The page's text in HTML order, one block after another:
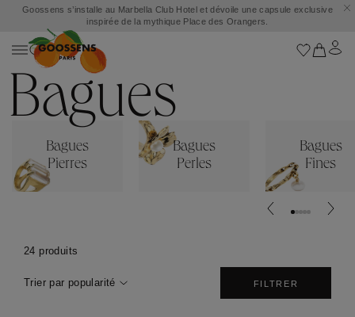
Goossens s’installe au Marbella Club Hotel et dévoile une capsule exclusive
inspirée de la mythique Place des Orangers.
Bagues
Bagues
Pierres
Bagues
Perles
Bagues
Fines
24 produits
Trier par popularité FILTRER